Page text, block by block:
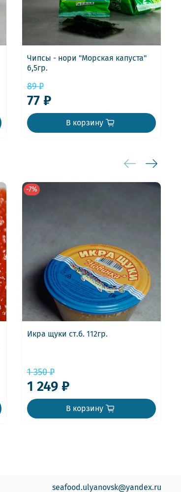
Чипсы - нори "Морская капуста"
6,5гр.
89 ₽
77 ₽
В корзину
-7%
Икра щуки ст.б. 112гр.
1 350 ₽
1 249 ₽
В корзину
seafood.ulyanovsk@yandex.ru